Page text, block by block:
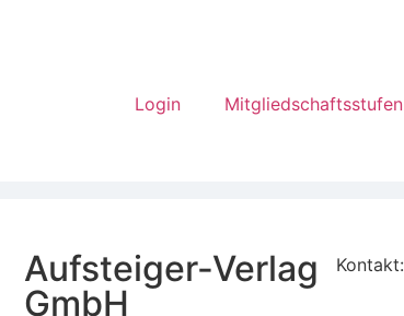
Login Mitgliedschaftsstufen
Aufsteiger-Verlag
GmbH
Kontakt: